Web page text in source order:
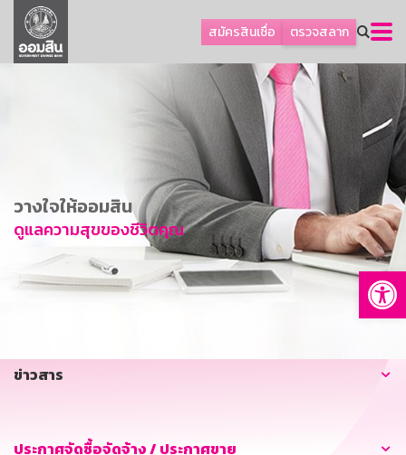
สมัครสินเชื่อ ตรวจสลาก
ลูกค้าธุรกิจ
ลูกค้าผู้ประกอบรายย่อย
การพัฒนาที่ยั่งยืน
ข่าวสาร
บริการทางการเงิน
อื่นๆ
วางใจให้ออมสิน
ดูแลความสุขของชีวิตคุณ
ข่าวสาร
ประกาศจัดซื้อจัดจ้าง / ประกาศขาย